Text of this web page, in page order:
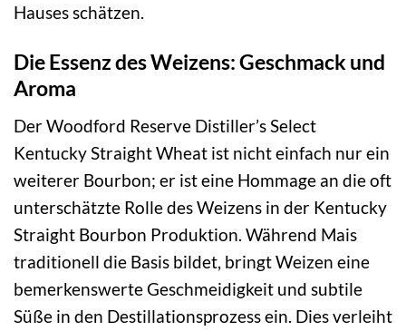
Hauses schätzen.
Die Essenz des Weizens: Geschmack und
Aroma
Der Woodford Reserve Distiller’s Select
Kentucky Straight Wheat ist nicht einfach nur ein
weiterer Bourbon; er ist eine Hommage an die oft
unterschätzte Rolle des Weizens in der Kentucky
Straight Bourbon Produktion. Während Mais
traditionell die Basis bildet, bringt Weizen eine
bemerkenswerte Geschmeidigkeit und subtile
Süße in den Destillationsprozess ein. Dies verleiht